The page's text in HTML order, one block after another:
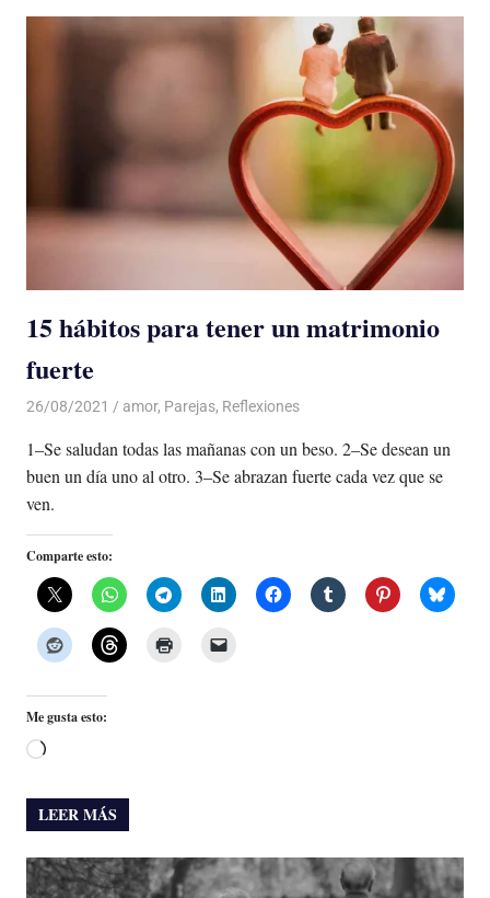
15 hábitos para tener un matrimonio
fuerte
26/08/2021 De todo un Poco
amor, Parejas, Reflexiones
1–Se saludan todas las mañanas con un beso. 2–Se desean un
buen un día uno al otro. 3–Se abrazan fuerte cada vez que se
ven.
Comparte esto:
Me gusta esto:
Cargando...
LEER MÁS